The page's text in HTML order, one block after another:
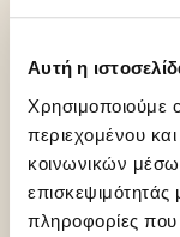
Αυτή η
Χρησιμοποιούμε
περιεχομένου
κοινωνικών
πληροφορίες